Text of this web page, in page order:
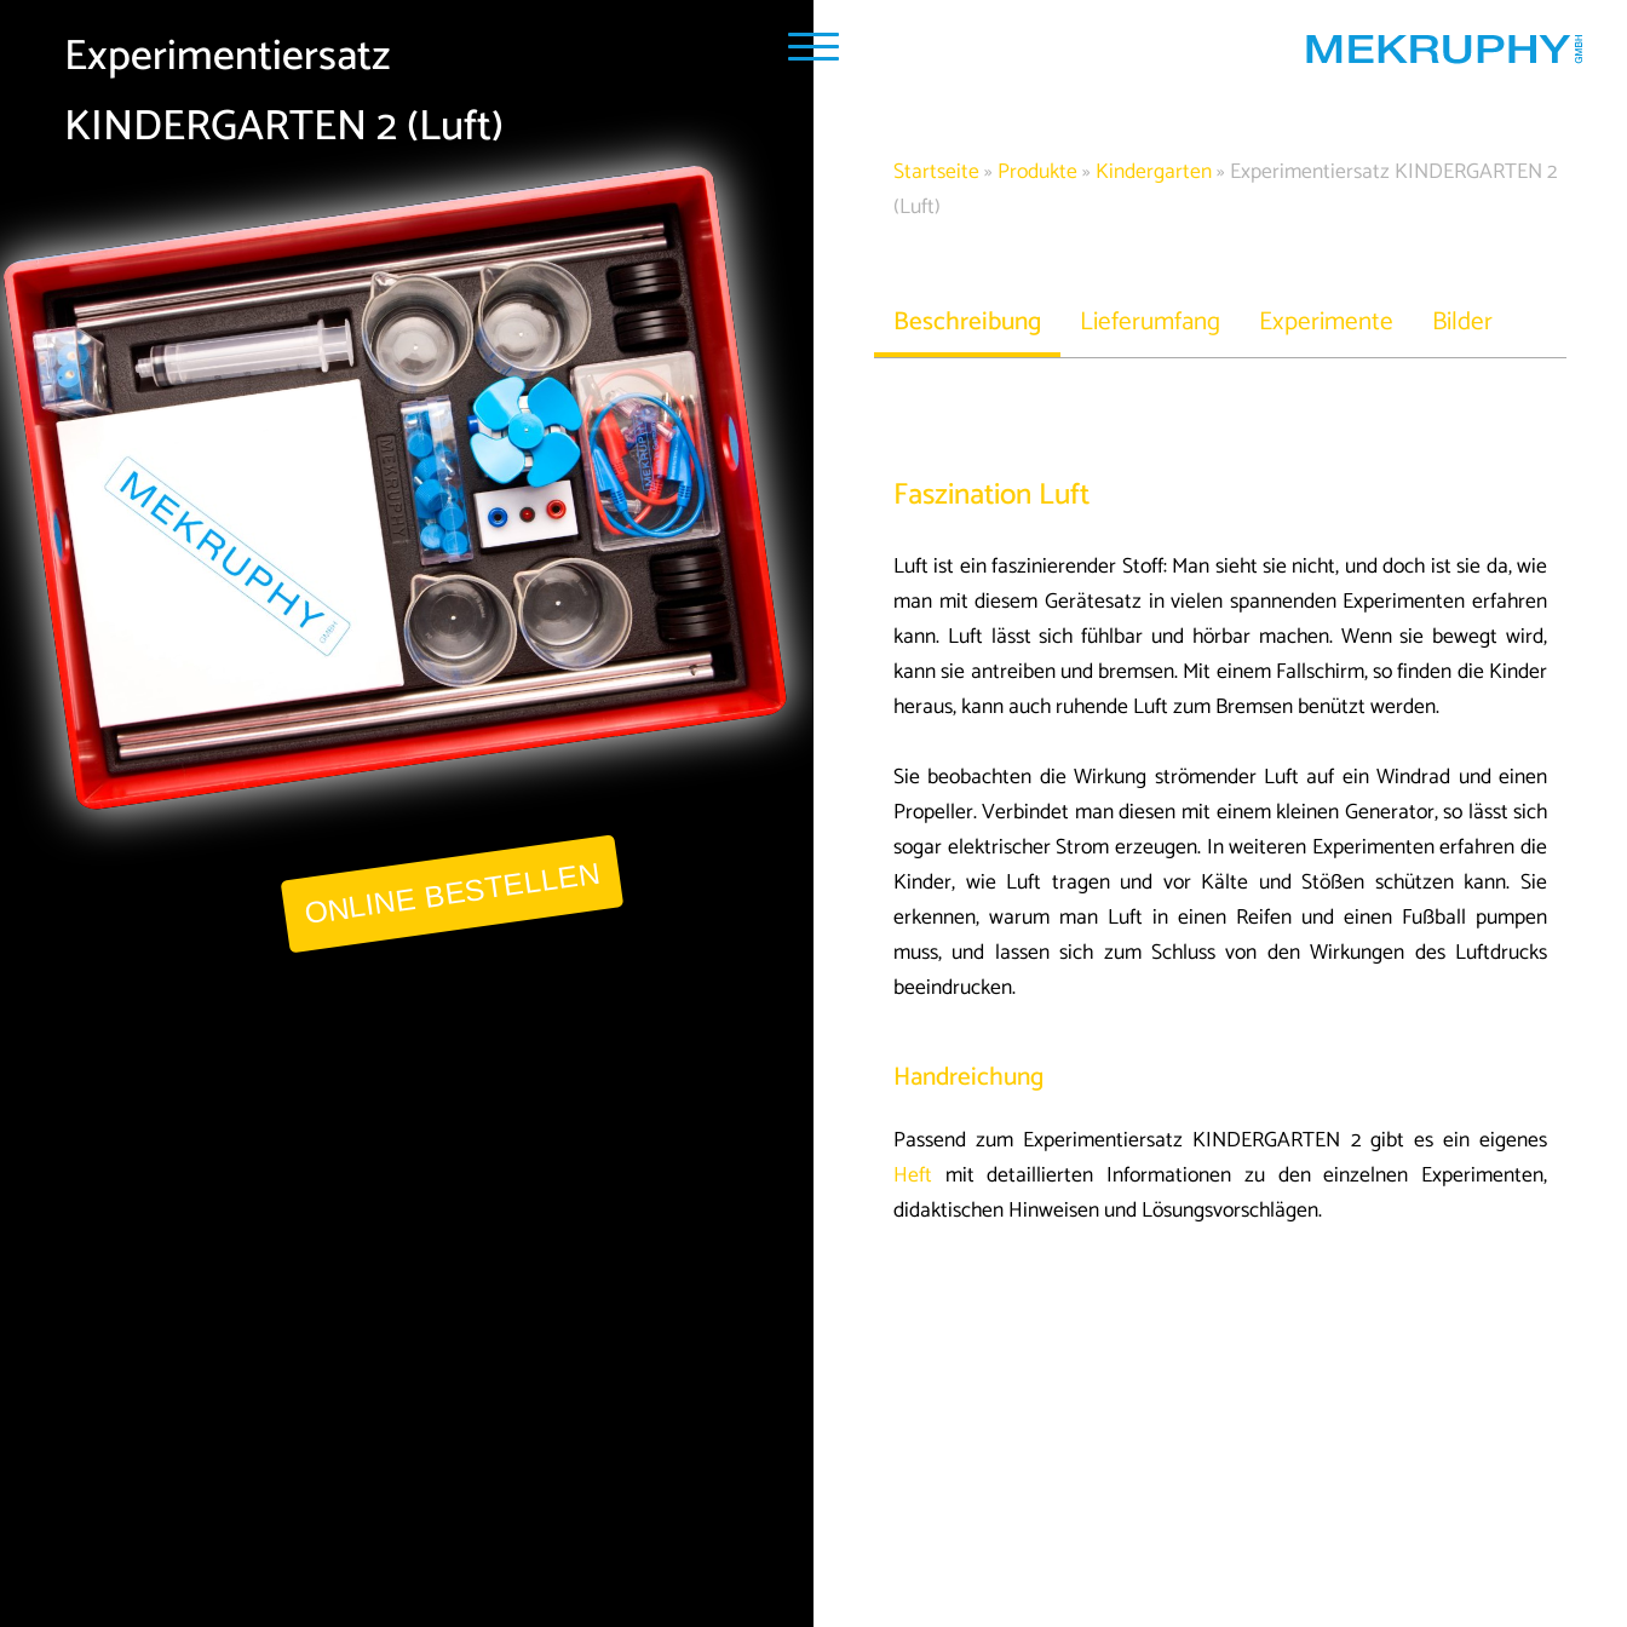
Experimentiersatz
KINDERGARTEN 2 (Luft)
ONLINE BESTELLEN
Startseite» Produkte» Kindergarten» Experimentiersatz KINDERGARTEN 2
(Luft)
Beschreibung Lieferumfang Experimente Bilder
Faszination Luft
Luft ist ein faszinierender Stoff: Man sieht sie nicht, und doch ist sie da, wie
man mit diesem Gerätesatz in vielen spannenden Experimenten erfahren
kann. Luft lässt sich fühlbar und hörbar machen. Wenn sie bewegt wird,
kann sie antreiben und bremsen. Mit einem Fallschirm, so finden die Kinder
heraus, kann auch ruhende Luft zum Bremsen benützt werden.
Sie beobachten die Wirkung strömender Luft auf ein Windrad und einen
Propeller. Verbindet man diesen mit einem kleinen Generator, so lässt sich
sogar elektrischer Strom erzeugen. In weiteren Experimenten erfahren die
Kinder, wie Luft tragen und vor Kälte und Stößen schützen kann. Sie
erkennen, warum man Luft in einen Reifen und einen Fußball pumpen
muss, und lassen sich zum Schluss von den Wirkungen des Luftdrucks
beeindrucken.
Handreichung
Passend zum Experimentiersatz KINDERGARTEN 2 gibt es ein eigenes
Heft mit detaillierten Informationen zu den einzelnen Experi­menten,
didaktischen Hinweisen und Lösungsvorschlägen.